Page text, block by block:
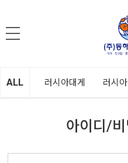
ALL 러시아대게 러시
아이디/비